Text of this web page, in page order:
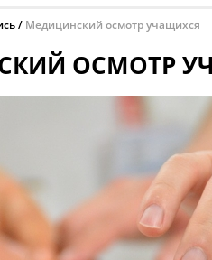
Медицинский осмотр учащихся
ОСМОТР